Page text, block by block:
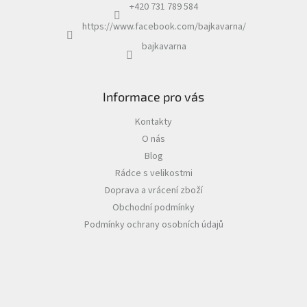
+420 731 789 584
https://www.facebook.com/bajkavarna/
bajkavarna
Informace pro vás
Kontakty
O nás
Blog
Rádce s velikostmi
Doprava a vrácení zboží
Obchodní podmínky
Podmínky ochrany osobních údajů